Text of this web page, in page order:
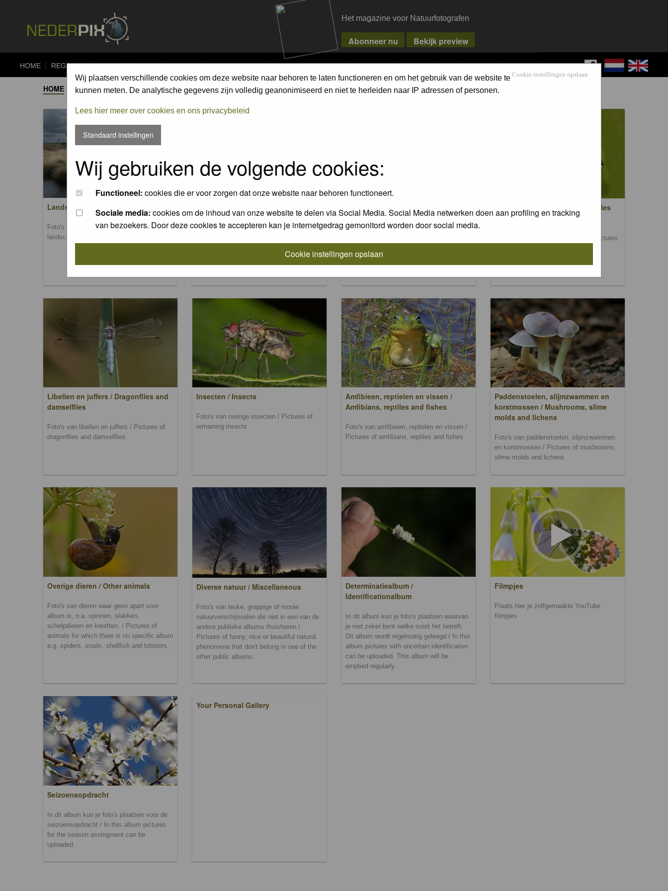
Het magazine voor Natuurfotografen
HOME REGISTER FORUM UPLOAD ALBUMS COMPETITIONS PIXPAS MAGAZINE WEBSHOP CONTACT FAQ SEARCH LOG IN
Cookie instellingen opslaan
Wij plaatsen verschillende cookies om deze website naar behoren te laten functioneren en om het gebruik van de website te
kunnen meten. De analytische gegevens zijn volledig geanonimiseerd en niet te herleiden naar IP adressen of personen.
Lees hier meer over cookies en ons privacybeleid
Standaard instellingen
Wij gebruiken de volgende cookies:
Functioneel: cookies die er voor zorgen dat onze website naar behoren functioneert.
Sociale media: cookies om de inhoud van onze website te delen via Social Media. Social Media netwerken doen aan profiling en tracking
van bezoekers. Door deze cookies te accepteren kan je internetgedrag gemonitord worden door social media.
Cookie instellingen opslaan
HOME -> ALBUM
Landschappen / Landscapes
Foto's van landschappen / Pictures of
landscapes
Zoogdieren / Mammals
Foto's van zoogdieren / Pictures of
mossen / Wild Flowers (lncl. trees)
and mosses
en mossen / Pictures of wild flowers,
Dag- en nachtvlinders / Butterflies
and moths
Foto's van dag- en nachtvlinders / Pictures
Libellen en juffers / Dragonflies and
damselflies
Foto's van libellen en juffers / Pictures of
dragonflies and damselflies
Insecten / Insects
Foto's van overige insecten / Pictures of
remaining insects
Amfibieen, reptielen en vissen /
Amfibians, reptiles and fishes
Foto's van amfibieen, reptielen en vissen /
Pictures of amfibians, reptiles and fishes
Paddenstoelen, slijmzwammen en
korstmossen / Mushrooms, slime
molds and lichens
Foto's van paddenstoelen, slijmzwammen
en korstmossen / Pictures of mushrooms,
slime molds and lichens
Overige dieren / Other animals
Foto's van dieren waar geen apart voor
album is, o.a. spinnen, slakken,
schelpdieren en kreeften. / Pictures of
animals for which there is no specific album
e.g. spiders, snails, shellfish and lobsters.
Diverse natuur / Miscellaneous
Foto's van leuke, grappige of mooie
natuurverschijnselen die niet in een van de
andere publieke albums thuishoren /
Pictures of funny, nice or beautiful natural
phenomena that don't belong in one of the
other public albums.
Determinatiealbum /
Identificationalbum
In dit album kun je foto's plaatsen waarvan
je niet zeker bent welke soort het betreft.
Dit album wordt regelmatig geleegd./ In this
album pictures with uncertain identification
can be uploaded. This album will be
emptied regularly.
Filmpjes
Plaats hier je zelfgemaakte YouTube
filmpjes
Seizoensopdracht
In dit album kun je foto's plaatsen voor de
seizoensopdracht / In this album pictures
for the season assingment can be
uploaded.
Your Personal Gallery